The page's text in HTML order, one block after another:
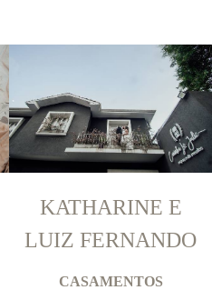
KATHARINE E
LUIZ FERNANDO
CASAMENTOS